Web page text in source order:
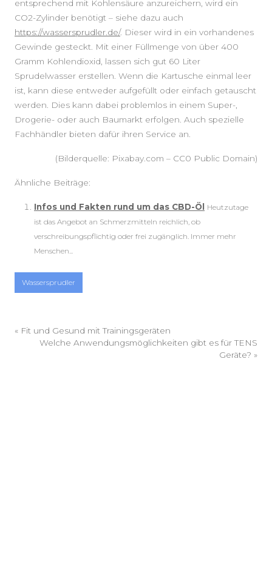
entsprechend mit Kohlensäure anzureichern, wird ein
CO2-Zylinder benötigt – siehe dazu auch
https://wassersprudler.de/. Dieser wird in ein vorhandenes
Gewinde gesteckt. Mit einer Füllmenge von über 400
Gramm Kohlendioxid, lassen sich gut 60 Liter
Sprudelwasser erstellen. Wenn die Kartusche einmal leer
ist, kann diese entweder aufgefüllt oder einfach getauscht
werden. Dies kann dabei problemlos in einem Super-,
Drogerie- oder auch Baumarkt erfolgen. Auch spezielle
Fachhändler bieten dafür ihren Service an.
(Bilderquelle: Pixabay.com – CC0 Public Domain)
Ähnliche Beiträge:
Infos und Fakten rund um das CBD-Öl
Heutzutage
ist das Angebot an Schmerzmitteln reichlich, ob
verschreibungspflichtig oder frei zugänglich. Immer mehr
Menschen...
Wassersprudler
« Fit und Gesund mit Trainingsgeräten
Welche Anwendungsmöglichkeiten gibt es für TENS
Geräte? »